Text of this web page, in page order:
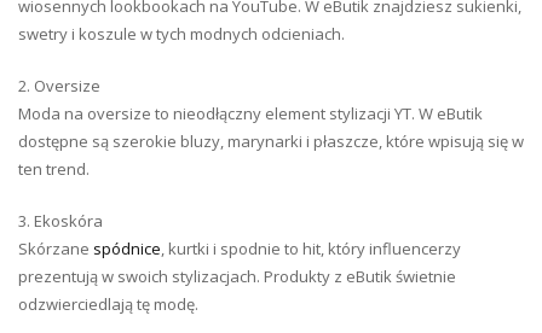
wiosennych lookbookach na YouTube. W eButik znajdziesz sukienki,
swetry i koszule w tych modnych odcieniach.
2. Oversize
Moda na oversize to nieodłączny element stylizacji YT. W eButik
dostępne są szerokie bluzy, marynarki i płaszcze, które wpisują się w
ten trend.
3. Ekoskóra
Skórzane spódnice, kurtki i spodnie to hit, który influencerzy
prezentują w swoich stylizacjach. Produkty z eButik świetnie
odzwierciedlają tę modę.